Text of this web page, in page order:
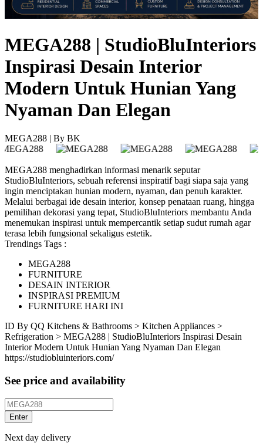
MEGA288 | StudioBluInteriors
Inspirasi Desain Interior
Modern Untuk Hunian Yang
Nyaman Dan Elegan
MEGA288 | By BK
MEGA288 menghadirkan informasi menarik seputar
StudioBluInteriors, sebuah referensi inspiratif bagi siapa saja yang
ingin menciptakan hunian modern, nyaman, dan penuh karakter.
Melalui berbagai ide desain interior, konsep penataan ruang, hingga
pemilihan dekorasi yang tepat, StudioBluInteriors membantu Anda
menemukan inspirasi untuk mempercantik setiap sudut rumah agar
terasa lebih fungsional sekaligus estetik.
Trendings Tags :
MEGA288
FURNITURE
DESAIN INTERIOR
INSPIRASI PREMIUM
FURNITURE HARI INI
ID By QQ Kitchens & Bathrooms > Kitchen Appliances >
Refrigeration > MEGA288 | StudioBluInteriors Inspirasi Desain
Interior Modern Untuk Hunian Yang Nyaman Dan Elegan
https://studiobluinteriors.com/
See price and availability
Enter
Next day delivery